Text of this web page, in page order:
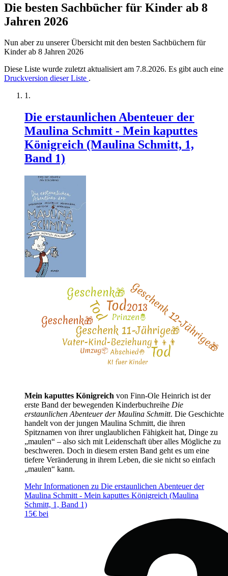
Die besten Sachbücher für Kinder ab 8
Jahren 2026
Nun aber zu unserer Übersicht mit den besten Sachbüchern für
Kinder ab 8 Jahren 2026
Diese Liste wurde zuletzt aktualisiert am 7.8.2026. Es gibt auch eine
Druckversion dieser Liste .
Die erstaunlichen Abenteuer der
Maulina Schmitt - Mein kaputtes
Königreich (Maulina Schmitt, 1,
Band 1)
Mein kaputtes Königreich von Finn-Ole Heinrich ist der
erste Band der bewegenden Kinderbuchreihe Die
erstaunlichen Abenteuer der Maulina Schmitt. Die Geschichte
handelt von der jungen Maulina Schmitt, die ihren
Spitznamen von ihrer unglaublichen Fähigkeit hat, Dinge zu
„maulen“ – also sich mit Leidenschaft über alles Mögliche zu
beschweren. Doch in diesem ersten Band geht es um eine
tiefere Veränderung in ihrem Leben, die sie nicht so einfach
„maulen“ kann.
Mehr Informationen zu Die erstaunlichen Abenteuer der
Maulina Schmitt - Mein kaputtes Königreich (Maulina
Schmitt, 1, Band 1)
15€ bei